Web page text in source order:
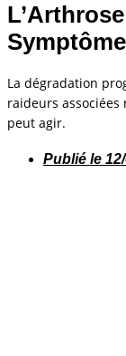
La dégradation
raideurs
peut agir.
Publié le